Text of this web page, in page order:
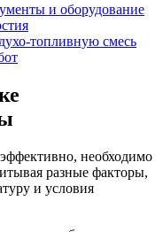
и оборудование
топливную смесь
необходимо
разные факторы,
и условия